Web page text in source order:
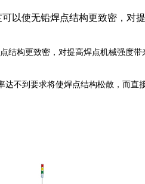
以使无铅焊点结构更致密，对
结构更致密，对提高焊点机械强度
达不到要求将使焊点结构松散，而